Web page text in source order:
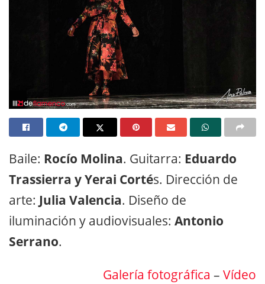
Baile: Rocío Molina. Guitarra: Eduardo
Trassierra y Yerai Cortés. Dirección de
arte: Julia Valencia. Diseño de
iluminación y audiovisuales: Antonio
Serrano.
Galería fotográfica – Vídeo